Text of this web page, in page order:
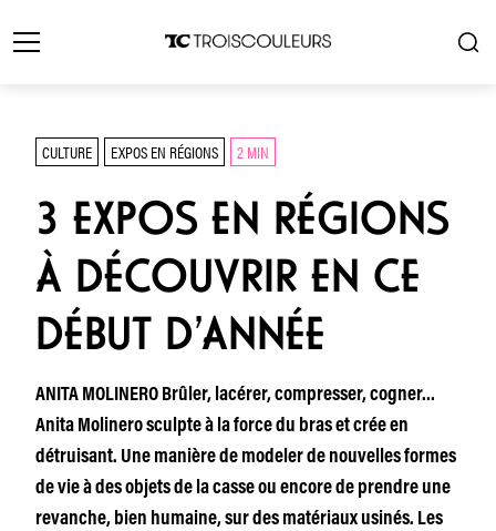
CULTURE EXPOS EN RÉGIONS 2 MIN
3 EXPOS EN RÉGIONS
À DÉCOUVRIR EN CE
DÉBUT D’ANNÉE
ANITA MOLINERO Brûler, lacérer, compresser, cogner…
Anita Molinero sculpte à la force du bras et crée en
détruisant. Une manière de modeler de nouvelles formes
de vie à des objets de la casse ou encore de prendre une
revanche, bien humaine, sur des matériaux usinés. Les